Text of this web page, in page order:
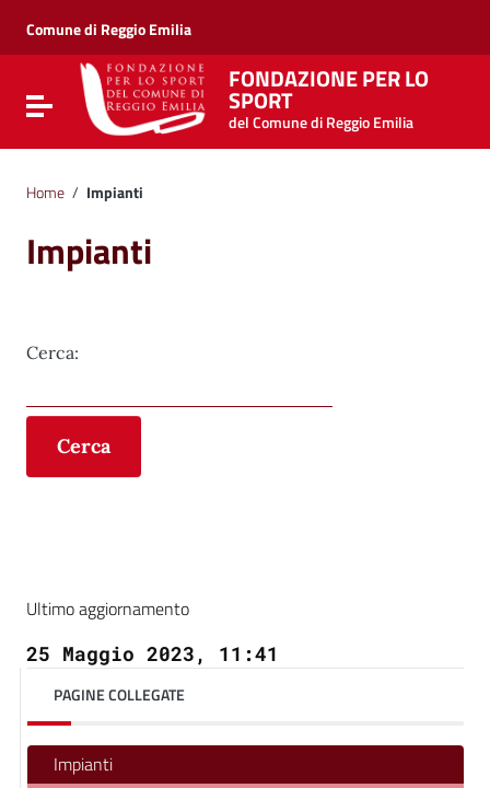
Vai al menu di navigazione
Vai al footer
Comune di Reggio Emilia
Attiva / disattiva la navigazione
FONDAZIONE PER LO
SPORT
del Comune di Reggio Emilia
Home / Impianti
Impianti
Ricerca impianti
Salta ai risultati
Cerca:
Cerca
Ultimo aggiornamento
25 Maggio 2023, 11:41
PAGINE COLLEGATE
Impianti